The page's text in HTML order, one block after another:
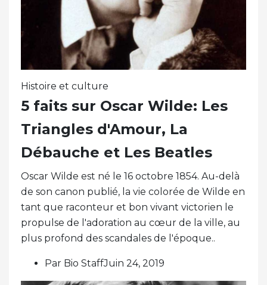
Histoire et culture
5 faits sur Oscar Wilde: Les
Triangles d'Amour, La
Débauche et Les Beatles
Oscar Wilde est né le 16 octobre 1854. Au-delà
de son canon publié, la vie colorée de Wilde en
tant que raconteur et bon vivant victorien le
propulse de l'adoration au cœur de la ville, au
plus profond des scandales de l'époque..
Par Bio StaffJuin 24, 2019